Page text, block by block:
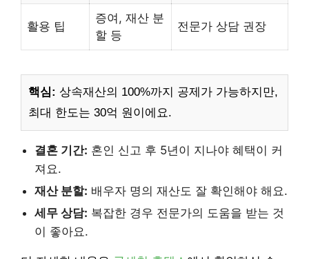
활용 팁
증여, 재산 분
할 등
전문가 상담 권장
핵심: 상속재산의 100%까지 공제가 가능하지만,
최대 한도는 30억 원이에요.
결혼 기간: 혼인 신고 후 5년이 지나야 혜택이 커
져요.
재산 분할: 배우자 명의 재산도 잘 확인해야 해요.
세무 상담: 복잡한 경우 전문가의 도움을 받는 것
이 좋아요.